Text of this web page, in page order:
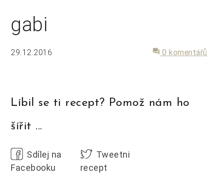
gabi
29.12.2016 forum 0 komentářů
Líbil se ti recept? Pomož nám ho
šířit ...
Sdílej na
Facebooku
Tweetni
recept